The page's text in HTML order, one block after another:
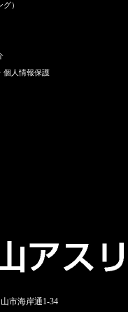
）
個人情報保護
市海岸通1-34